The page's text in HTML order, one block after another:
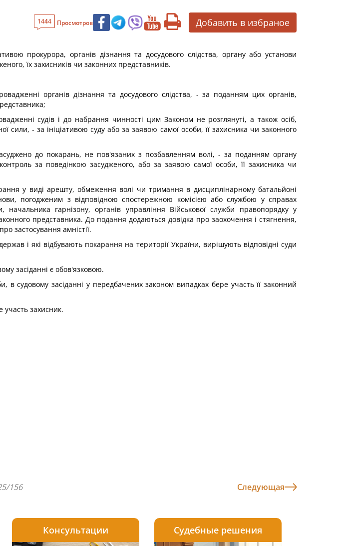
1444 Просмотров Добавить в избраное
прокурора, органів дізнання та досудового слідства, органу або установи
їх захисників чи законних представників.
органів дізнання та досудового слідства, - за поданням цих органів,
судів і до набрання чинності цим Законом не розглянуті, а також осіб,
- за ініціативою суду або за заявою самої особи, її захисника чи законного
до покарань, не пов'язаних з позбавленням волі, - за поданням органу
за поведінкою засудженого, або за заявою самої особи, її захисника чи
у виді арешту, обмеження волі чи тримання в дисциплінарному батальйоні
погодженим з відповідною спостережною комісією або службою у справах
начальника гарнізону, органів управління Військової служби правопорядку у
представника. До подання додаються довідка про заохочення і стягнення,
застосування амністії.
і які відбувають покарання на території України, вирішують відповідні суди
засіданні є обов'язковою.
в судовому засіданні у передбачених законом випадках бере участь її законний
захисник.
156 Следующая
Консультации Судебные решения